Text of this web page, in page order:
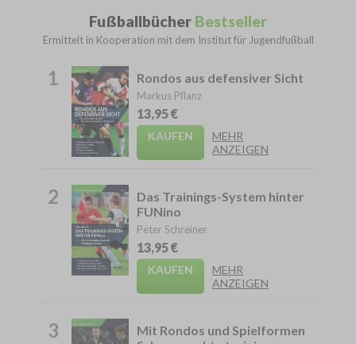
Fußballbücher Bestseller
Ermittelt in Kooperation mit dem Institut für Jugendfußball
1 Rondos aus defensiver Sicht
Markus Pflanz
13,95 €
KAUFEN
MEHR
ANZEIGEN
2
Das Trainings-System hinter
FUNino
Peter Schreiner
13,95 €
KAUFEN
MEHR
ANZEIGEN
3
Mit Rondos und Spielformen